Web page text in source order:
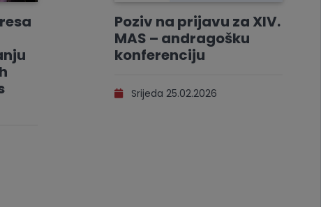
Poziv na prijavu za XIV.
MAS – andragošku
konferenciju
Srijeda 25.02.2026